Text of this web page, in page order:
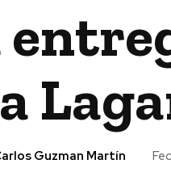
Guzman Martín